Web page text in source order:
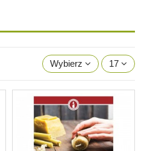
Wybierz 17